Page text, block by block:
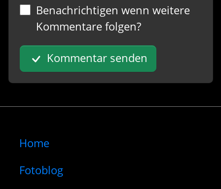
Benachrichtigen wenn weitere
Kommentare folgen?
Kommentar senden
Home
Fotoblog